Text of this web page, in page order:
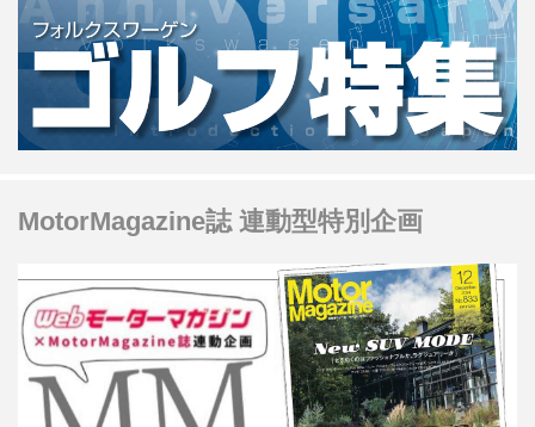
MotorMagazine誌 連動型特別企画